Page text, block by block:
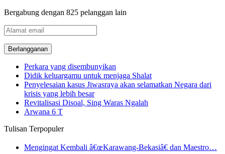
Bergabung dengan 825 pelanggan lain
Alamat
email
Perkara yang disembunyikan
Didik keluargamu untuk menjaga Shalat
Penyelesaian kasus Jiwasraya akan selamatkan Negara dari
krisis yang lebih besar
Revitalisasi Disoal, Sing Waras Ngalah
Arwana 6 T
Tulisan Terpopuler
Mengingat Kembali â€œKarawang-Bekasiâ€ dan Maestro…